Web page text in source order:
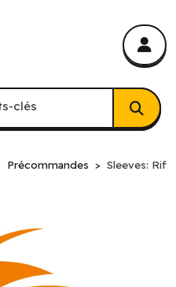
clés
clés
Précommandes Sleeves: